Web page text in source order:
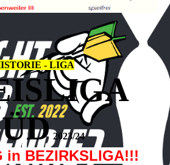
- LIGA
2023/24
in BEZIRKSLIGA!!!